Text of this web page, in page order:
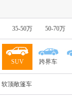
35-50万 50-70万
SUV 跨界车
软顶敞篷车